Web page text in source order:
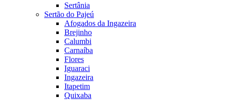
Sertânia
Sertão do Pajeú
Afogados da Ingazeira
Brejinho
Calumbi
Carnaíba
Flores
Iguaraci
Ingazeira
Itapetim
Quixaba